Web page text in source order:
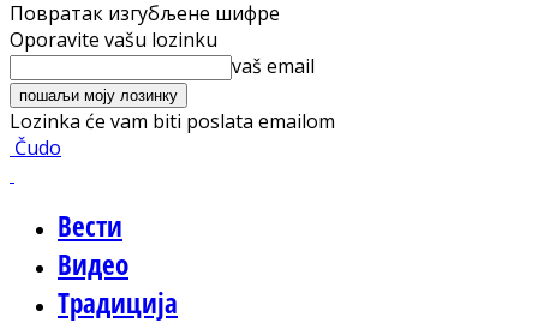
Повратак изгубљене шифре
Oporavite vašu lozinku
vaš email
Lozinka će vam biti poslata emailom
Čudo
Вести
Видео
Традиција